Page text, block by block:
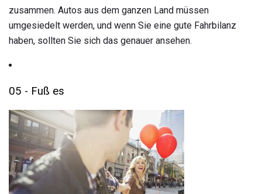
zusammen. Autos aus dem ganzen Land müssen
umgesiedelt werden, und wenn Sie eine gute Fahrbilanz
haben, sollten Sie sich das genauer ansehen.
05 - Fuß es